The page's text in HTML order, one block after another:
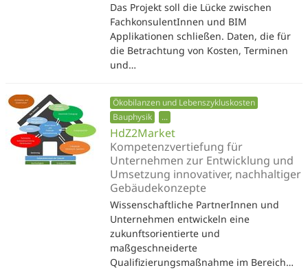
Das Projekt soll die Lücke zwischen
FachkonsulentInnen und BIM
Applikationen schließen. Daten, die für
die Betrachtung von Kosten, Terminen
und…
Ökobilanzen und Lebenszykluskosten
Bauphysik
...
HdZ2Market
Kompetenzvertiefung für
Unternehmen zur Entwicklung und
Umsetzung innovativer, nachhaltiger
Gebäudekonzepte
Wissenschaftliche PartnerInnen und
Unternehmen entwickeln eine
zukunftsorientierte und
maßgeschneiderte
Qualifizierungsmaßnahme im Bereich…